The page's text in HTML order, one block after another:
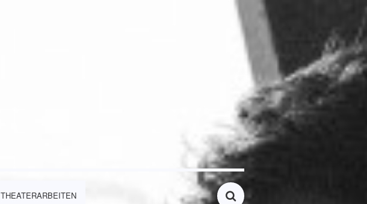
THEATERARBEITEN